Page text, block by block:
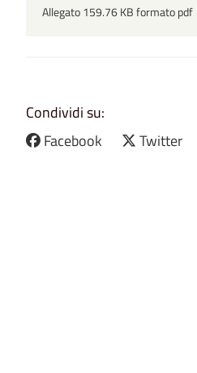
Allegato 159.76 KB formato pdf
Condividi su:
Facebook
Twitter